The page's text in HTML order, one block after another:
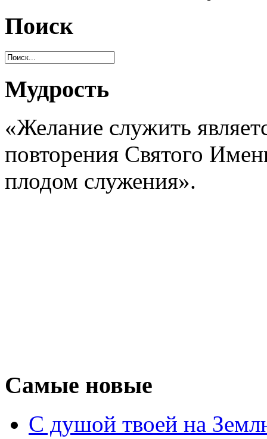
Поиск
Мудрость
«Желание служить
повторения Святого
плодом служения».
Самые новые
С душой твоей на